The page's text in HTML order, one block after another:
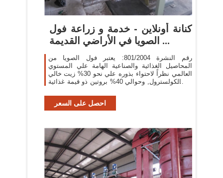
كنانة أونلاين - خدمة و زراعة فول
الصويا في الأراضي القديمة ...
رقم النشرة 801/2004: يعتبر فول الصويا من
المحاصيل الغذائية والصناعية الهامة علي المستوي
العالمي نظراً لاحتواء بذوره علي نحو 30% زيت خالي
من الكولسترول, وحوالي 40% بروتين ذو قيمة غذائية
احصل على السعر